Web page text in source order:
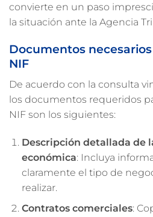
convierte en un paso
la situación ante la Agencia
Documentos
NIF
De acuerdo con la consulta
los documentos requeridos
NIF son los siguientes:
Descripción detallada de
económica: Incluya
claramente el tipo de
realizar.
Contratos comerciales: